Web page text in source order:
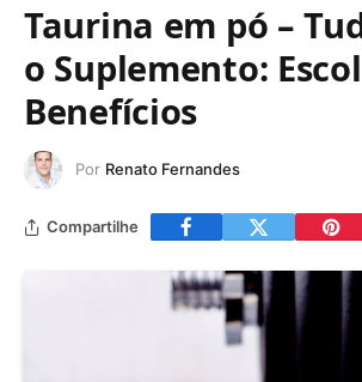
Taurina em pó –
o Suplemento:
Benefícios
Por Renato Fernandes
Compartilhe